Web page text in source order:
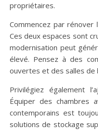
propriétaires.
Commencez par rénover
Ces deux espaces sont
modernisation peut
élevé. Pensez à des
ouvertes et des salles de
Privilégiez également
Équiper des chambres
contemporains est
solutions de stockage